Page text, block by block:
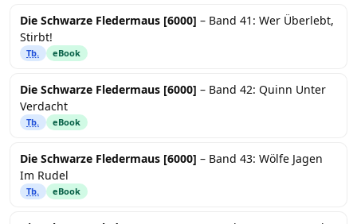
Die Schwarze Fledermaus [6000] – Band 41: Wer Überlebt,
Stirbt!
Tb. eBook
Die Schwarze Fledermaus [6000] – Band 42: Quinn Unter
Verdacht
Tb. eBook
Die Schwarze Fledermaus [6000] – Band 43: Wölfe Jagen
Im Rudel
Tb. eBook